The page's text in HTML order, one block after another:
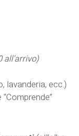
all’arrivo)
lavanderia, ecc.)